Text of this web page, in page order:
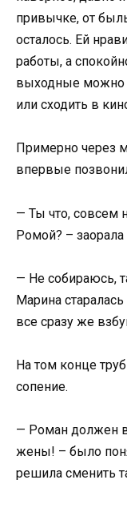
привычке, от
осталось. Ей
работы, а
выходные можно
или сходить в
Примерно через
впервые
— Ты что, совсем
Ромой? – заорала
— Не собираюсь,
Марина
все сразу же
На том конце
сопение.
— Роман должен
жены! – было
решила сменить